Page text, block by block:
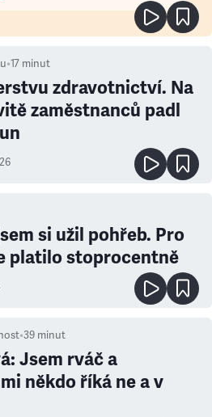
•17 minut
zdravotnictví. Na
zaměstnanců padl
si užil pohřeb. Pro
platilo stoprocentně
•39 minut
Jsem rváč a
někdo říká ne a v